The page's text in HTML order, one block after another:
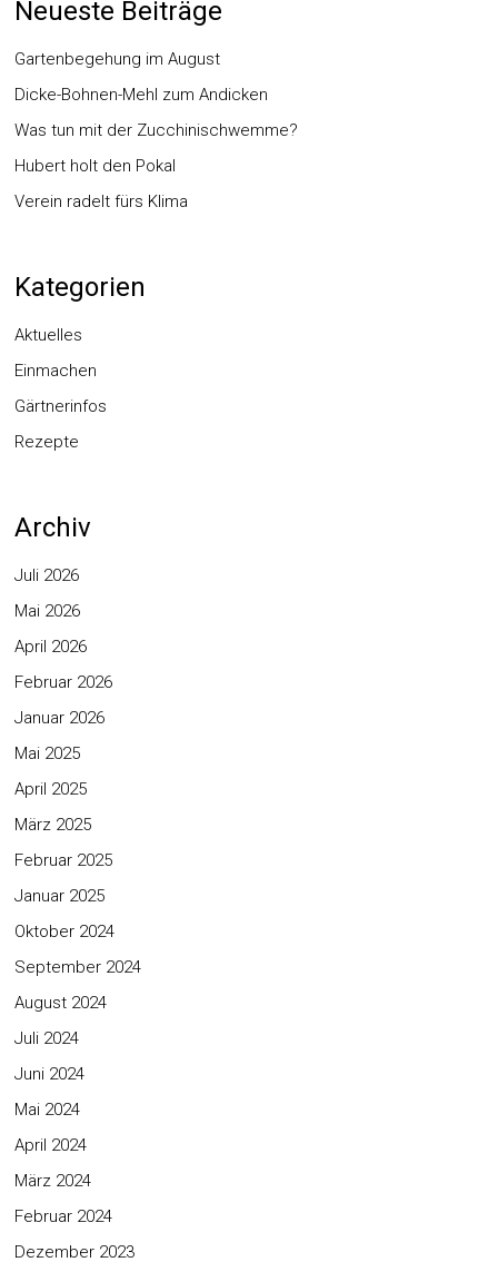
Neueste Beiträge
Gartenbegehung im August
Dicke-Bohnen-Mehl zum Andicken
Was tun mit der Zucchinischwemme?
Hubert holt den Pokal
Verein radelt fürs Klima
Kategorien
Aktuelles
Einmachen
Gärtnerinfos
Rezepte
Archiv
Juli 2026
Mai 2026
April 2026
Februar 2026
Januar 2026
Mai 2025
April 2025
März 2025
Februar 2025
Januar 2025
Oktober 2024
September 2024
August 2024
Juli 2024
Juni 2024
Mai 2024
April 2024
März 2024
Februar 2024
Dezember 2023